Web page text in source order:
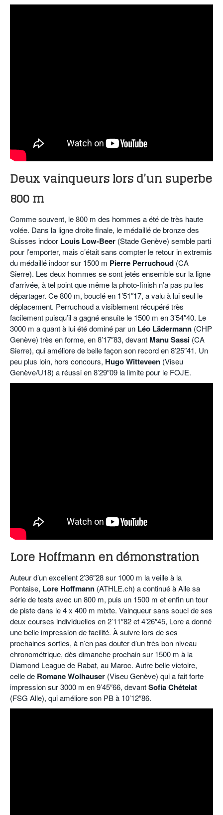
Deux vainqueurs lors d’un superbe
800 m
Comme souvent, le 800 m des hommes a été de très haute
volée. Dans la ligne droite finale, le médaillé de bronze des
Suisses indoor Louis Low-Beer (Stade Genève) semble parti
pour l’emporter, mais c’était sans compter le retour in extremis
du médaillé indoor sur 1500 m Pierre Perruchoud (CA
Sierre). Les deux hommes se sont jetés ensemble sur la ligne
d’arrivée, à tel point que même la photo-finish n’a pas pu les
départager. Ce 800 m, bouclé en 1’51″17, a valu à lui seul le
déplacement. Perruchoud a visiblement récupéré très
facilement puisqu’il a gagné ensuite le 1500 m en 3’54″40. Le
3000 m a quant à lui été dominé par un Léo Lädermann (CHP
Genève) très en forme, en 8’17″83, devant Manu Sassi (CA
Sierre), qui améliore de belle façon son record en 8’25″41. Un
peu plus loin, hors concours, Hugo Witteveen (Viseu
Genève/U18) a réussi en 8’29″09 la limite pour le FOJE.
Lore Hoffmann en démonstration
Auteur d’un excellent 2’36″28 sur 1000 m la veille à la
Pontaise, Lore Hoffmann (ATHLE.ch) a continué à Alle sa
série de tests avec un 800 m, puis un 1500 m et enfin un tour
de piste dans le 4 x 400 m mixte. Vainqueur sans souci de ses
deux courses individuelles en 2’11″82 et 4’26″45, Lore a donné
une belle impression de facilité. À suivre lors de ses
prochaines sorties, à n’en pas douter d’un très bon niveau
chronométrique, dès dimanche prochain sur 1500 m à la
Diamond League de Rabat, au Maroc. Autre belle victoire,
celle de Romane Wolhauser (Viseu Genève) qui a fait forte
impression sur 3000 m en 9’45″66, devantSofia Chételat
(FSG Alle), qui améliore son PB à 10’12″86.